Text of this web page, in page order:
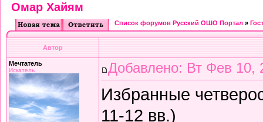
Омар Хайям
Список форумов Русский ОШО Портал »
Автор
Мечтатель
Искатель Добавлено: Вт Фев 10,
Избранные
11-12 вв.)